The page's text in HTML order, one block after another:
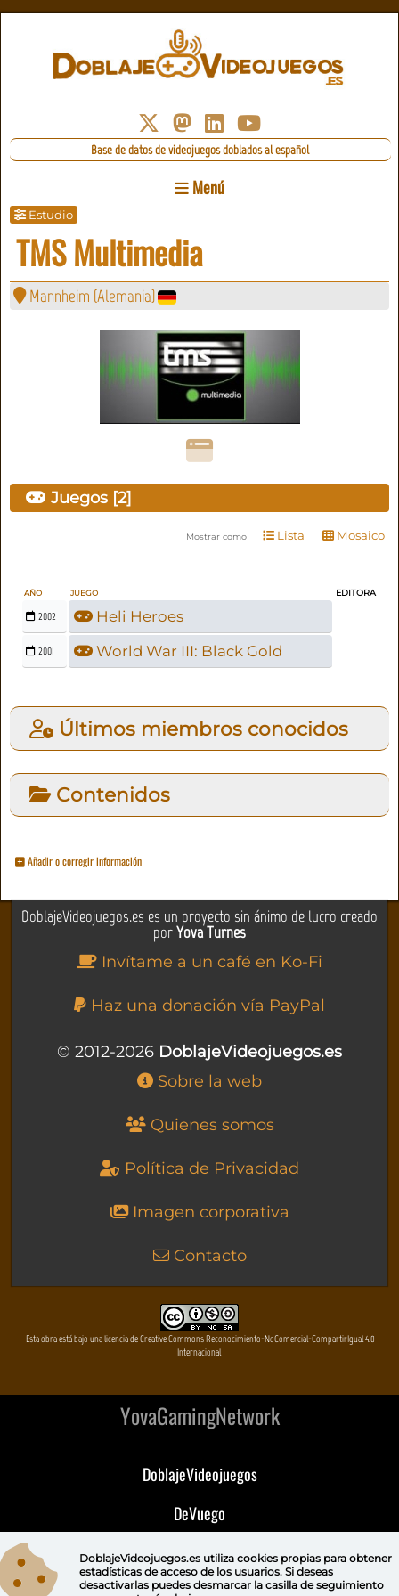
Base de datos de videojuegos doblados al español
Menú
Estudio
TMS Multimedia
Mannheim (Alemania)
Juegos [2]
Mostrar como Lista Mosaico
AÑO JUEGO EDITORA
2002 Heli Heroes
2001 World War III: Black Gold
Últimos miembros conocidos
Contenidos
Añadir o corregir información
DoblajeVideojuegos.es es un proyecto sin ánimo de lucro creado
porYova Turnes
Invítame a un café en Ko-Fi
Haz una donación vía PayPal
© 2012-2026 DoblajeVideojuegos.es
Sobre la web
Quienes somos
Política de Privacidad
Imagen corporativa
Contacto
Esta obra está bajo una licencia de Creative Commons Reconocimiento-NoComercial-CompartirIgual 4.0
Internacional
YovaGamingNetwork
DoblajeVideojuegos
DeVuego
DeVuego GAL
DoblajeVideojuegos.es utiliza cookies propiaspara obtener
estadísticas de acceso de los usuarios. Si deseas
desactivarlas puedes desmarcar la casilla de seguimiento